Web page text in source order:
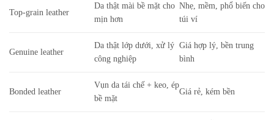
Top-grain leather
Da thật mài bề mặt cho
mịn hơn
Nhẹ, mềm, phổ biến cho
túi ví
Genuine leather
Da thật lớp dưới, xử lý
công nghiệp
Giá hợp lý, bền trung
bình
Bonded leather
Vụn da tái chế + keo, ép
bề mặt
Giá rẻ, kém bền